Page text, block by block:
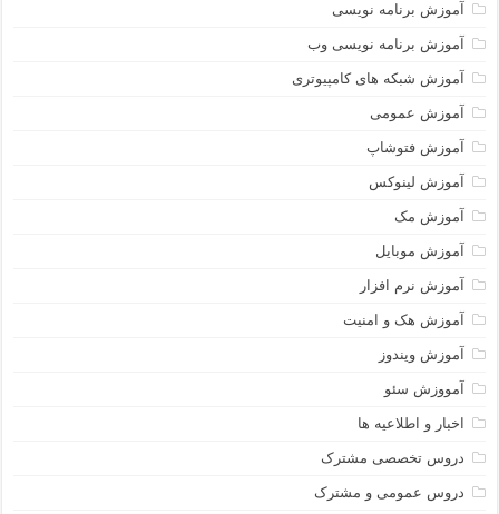
آموزش برنامه نویسی
آموزش برنامه نویسی وب
آموزش شبکه های کامپیوتری
آموزش عمومی
آموزش فتوشاپ
آموزش لینوکس
آموزش مک
آموزش موبایل
آموزش نرم افزار
آموزش هک و امنیت
آموزش ویندوز
آمووزش سئو
اخبار و اطلاعیه ها
دروس تخصصی مشترک
دروس عمومی و مشترک